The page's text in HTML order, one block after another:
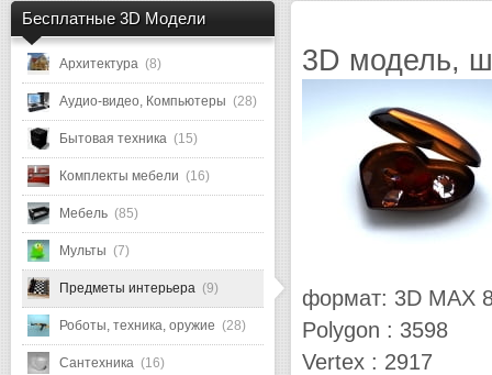
Бесплатные 3D Модели
Архитектура (8)
Аудио-видео, Компьютеры (28)
Бытовая техника (15)
Комплекты мебели (16)
Мебель (85)
Мульты (7)
Предметы интерьера (9)
Роботы, техника, оружие (28)
Сантехника (16)
3D модель,
формат: 3D MAX
Polygon : 3598
Vertex : 2917